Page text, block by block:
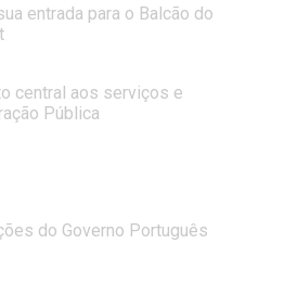
entrada para o Balcão do
central aos serviços e
Pública
do Governo Português